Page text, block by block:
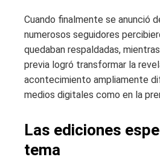
Cuando finalmente se anunció
numerosos seguidores
quedaban respaldadas,
previa logró transformar la
acontecimiento ampliamente
medios digitales como en la
Las ediciones
tema